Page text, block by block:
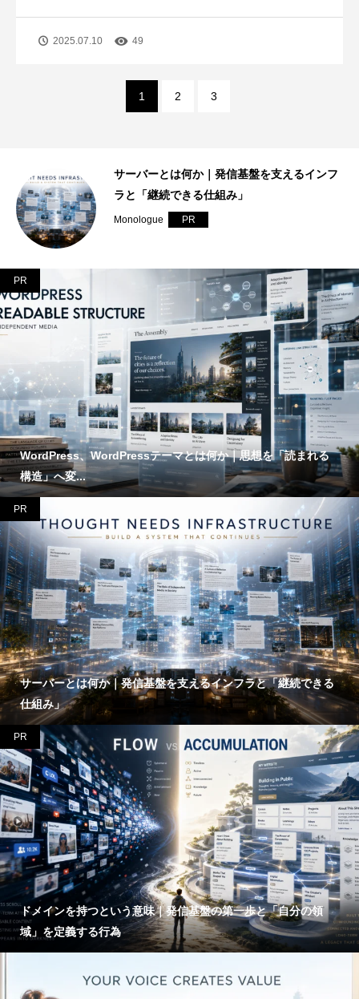
2025.07.10 49
1 2 3
サーバーとは何か｜発信基盤を支えるインフ
ラと「継続できる仕組み」
Monologue PR
WordPress、WordPressテーマとは何か｜思想を「読まれる
構造」へ変...
PR
サーバーとは何か｜発信基盤を支えるインフラと「継続できる
仕組み」
PR
ドメインを持つという意味｜発信基盤の第一歩と「自分の領
域」を定義する行為
PR